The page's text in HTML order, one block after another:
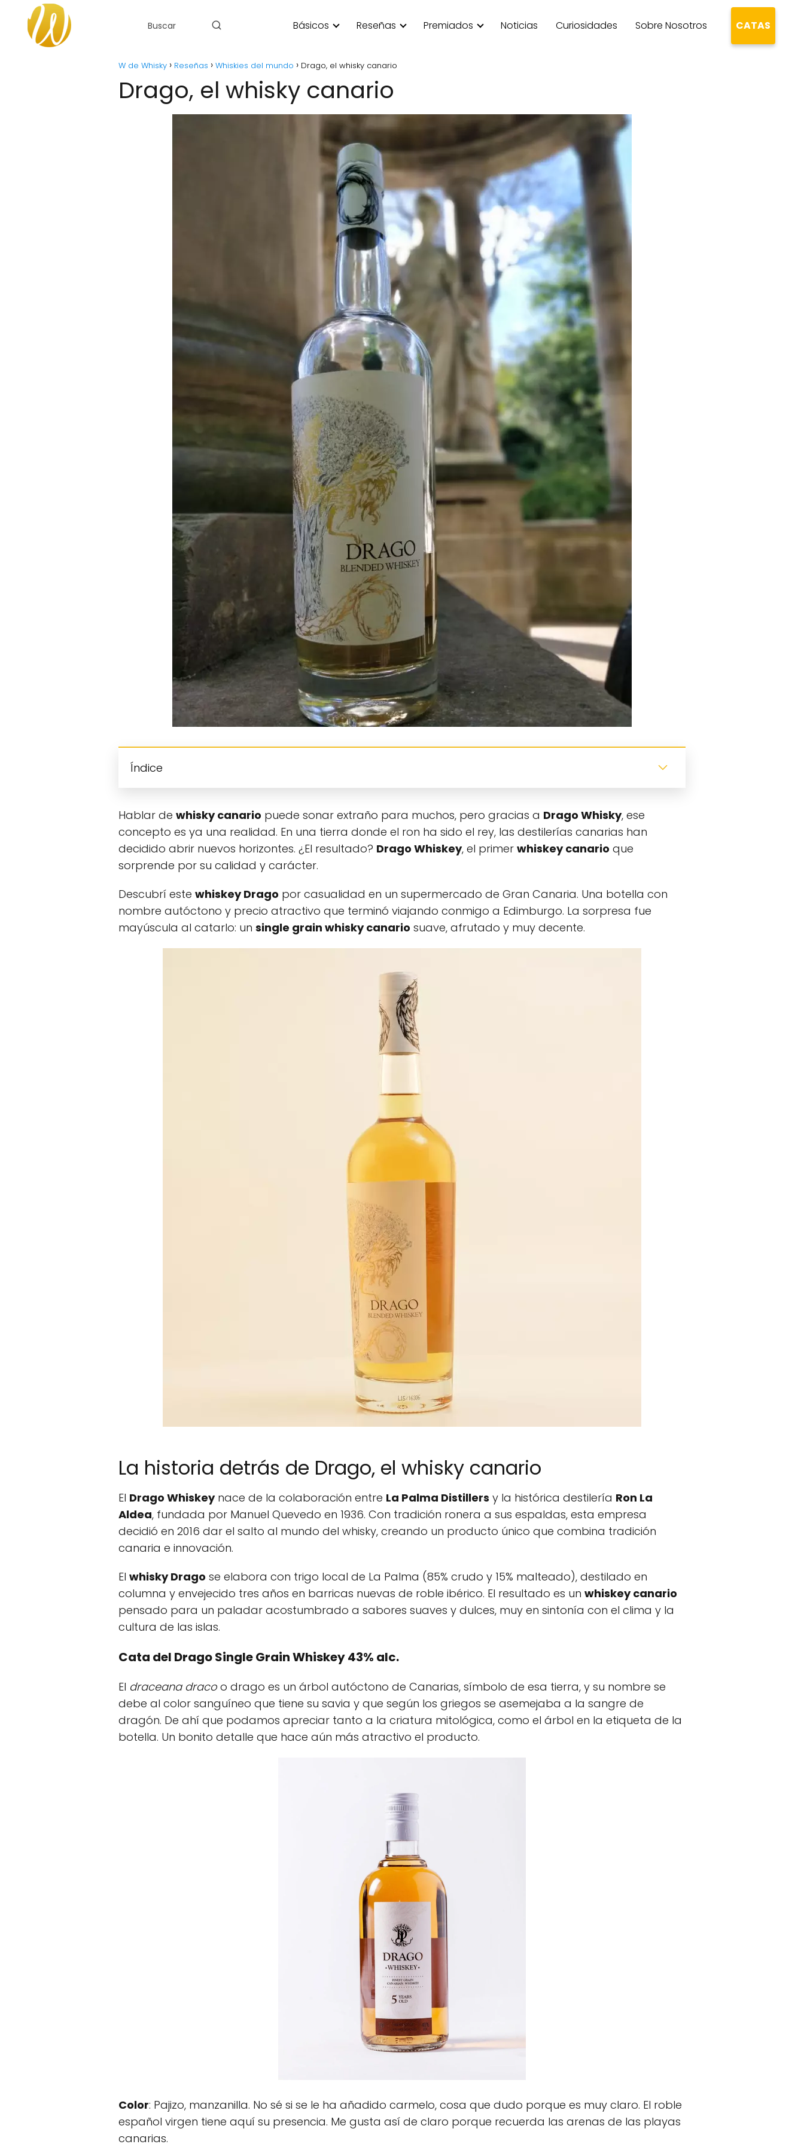
Básicos Reseñas Premiados Noticias Curiosidades Sobre Nosotros CATAS
W de Whisky Reseñas Whiskies del mundo Drago, el whisky canario
Drago, el whisky canario
Índice
Hablar de whisky canario puede sonar extraño para muchos, pero gracias a Drago Whisky, ese
concepto es ya una realidad. En una tierra donde el ron ha sido el rey, las destilerías canarias han
decidido abrir nuevos horizontes. ¿El resultado? Drago Whiskey, el primer whiskey canario que
sorprende por su calidad y carácter.
Descubrí este whiskey Drago por casualidad en un supermercado de Gran Canaria. Una botella con
nombre autóctono y precio atractivo que terminó viajando conmigo a Edimburgo. La sorpresa fue
mayúscula al catarlo: un single grain whisky canario suave, afrutado y muy decente.
La historia detrás de Drago, el whisky canario
El Drago Whiskeynace de la colaboración entre La Palma Distillers y la histórica destilería Ron La
Aldea, fundada por Manuel Quevedo en 1936. Con tradición ronera a sus espaldas, esta empresa
decidió en 2016 dar el salto al mundo del whisky, creando un producto único que combina tradición
canaria e innovación.
El whisky Drago se elabora con trigo local de La Palma (85% crudo y 15% malteado), destilado en
columna y envejecido tres años en barricas nuevas de roble ibérico. El resultado es un whiskey canario
pensado para un paladar acostumbrado a sabores suaves y dulces, muy en sintonía con el clima y la
cultura de las islas.
Cata del Drago Single Grain Whiskey 43% alc.
El draceana draco o drago es un árbol autóctono de Canarias, símbolo de esa tierra, y su nombre se
debe al color sanguíneo que tiene su savia y que según los griegos se asemejaba a la sangre de
dragón. De ahí que podamos apreciar tanto a la criatura mitológica, como el árbol en la etiqueta de la
botella. Un bonito detalle que hace aún más atractivo el producto.
Color: Pajizo, manzanilla. No sé si se le ha añadido carmelo, cosa que dudo porque es muy claro. El roble
español virgen tiene aquí su presencia. Me gusta así de claro porque recuerda las arenas de las playas
canarias.